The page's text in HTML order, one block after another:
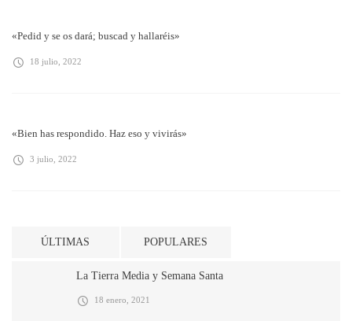
«Pedid y se os dará; buscad y hallaréis»
18 julio, 2022
«Bien has respondido. Haz eso y vivirás»
3 julio, 2022
ÚLTIMAS POPULARES
La Tierra Media y Semana Santa
18 enero, 2021